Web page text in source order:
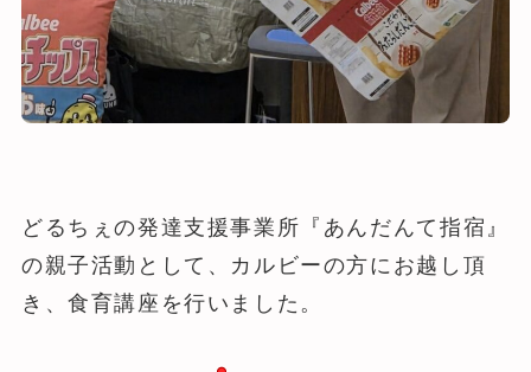
どるちぇの発達支援事業所『あんだんて指宿』
の親子活動として、カルビーの方にお越し頂
き、食育講座を行いました。